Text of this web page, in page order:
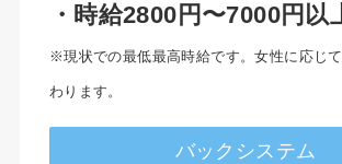
・時給2800円〜7000円以
※現状での最低最高時給です。女性に応じ
わります。
バックシステム